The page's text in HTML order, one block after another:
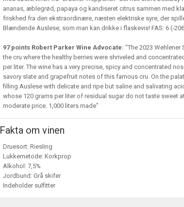
ananas, æblegrød, papaya og kandiseret citrus sammen med
friskhed fra den ekstraordinære, næsten elektriske syre, der
Blændende Auslese, som man kan drikke i flaskevis! FAS: 6 (-
97 points Robert Parker Wine Advocate: "The 2023
the cru where the healthy berries were shriveled and
per liter. The wine has a very precise, spicy and concentrated
savory slate and grapefruit notes of this famous cru. On the
filling Auslese with delicate and ripe but saline and salivating
whose 120 grams per liter of residual sugar do not taste sweet
moderate price. 1,000 liters made"
Fakta om vinen
Druesort: Riesling
Lukkemetode: Korkprop
Alkohol: 7,5%
Jordbund: Grå skifer
Indeholder sulfitter